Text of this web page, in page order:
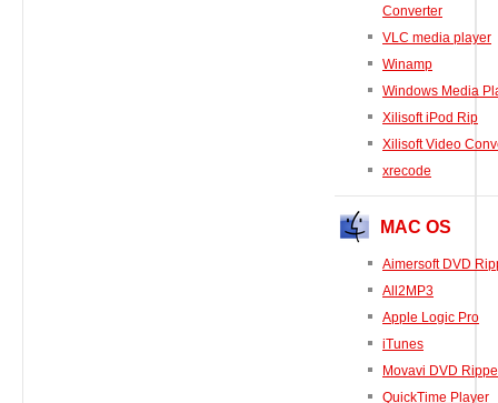
Converter
VLC media player
Winamp
Windows Media
Xilisoft iPod Rip
Xilisoft Video
xrecode
MAC OS
Aimersoft DVD
All2MP3
Apple Logic Pro
iTunes
Movavi DVD
QuickTime Player